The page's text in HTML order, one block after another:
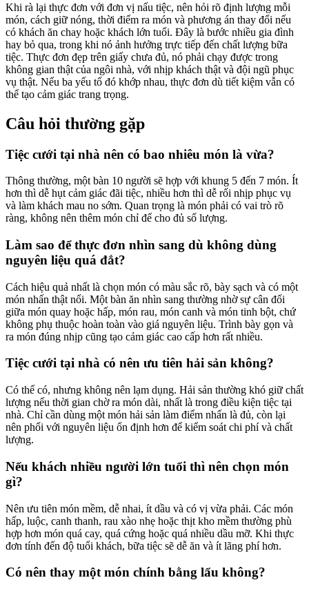
Khi rà lại thực đơn với đơn vị nấu tiệc, nên hỏi rõ định lượng mỗi
món, cách giữ nóng, thời điểm ra món và phương án thay đổi nếu
có khách ăn chay hoặc khách lớn tuổi. Đây là bước nhiều gia đình
hay bỏ qua, trong khi nó ảnh hưởng trực tiếp đến chất lượng bữa
tiệc. Thực đơn đẹp trên giấy chưa đủ, nó phải chạy được trong
không gian thật của ngôi nhà, với nhịp khách thật và đội ngũ phục
vụ thật. Nếu ba yếu tố đó khớp nhau, thực đơn dù tiết kiệm vẫn có
thể tạo cảm giác trang trọng.
Câu hỏi thường gặp
Tiệc cưới tại nhà nên có bao nhiêu món là vừa?
Thông thường, một bàn 10 người sẽ hợp với khung 5 đến 7 món. Ít
hơn thì dễ hụt cảm giác đãi tiệc, nhiều hơn thì dễ rối nhịp phục vụ
và làm khách mau no sớm. Quan trọng là món phải có vai trò rõ
ràng, không nên thêm món chỉ để cho đủ số lượng.
Làm sao để thực đơn nhìn sang dù không dùng
nguyên liệu quá đắt?
Cách hiệu quả nhất là chọn món có màu sắc rõ, bày sạch và có một
món nhấn thật nổi. Một bàn ăn nhìn sang thường nhờ sự cân đối
giữa món quay hoặc hấp, món rau, món canh và món tinh bột, chứ
không phụ thuộc hoàn toàn vào giá nguyên liệu. Trình bày gọn và
ra món đúng nhịp cũng tạo cảm giác cao cấp hơn rất nhiều.
Tiệc cưới tại nhà có nên ưu tiên hải sản không?
Có thể có, nhưng không nên lạm dụng. Hải sản thường khó giữ chất
lượng nếu thời gian chờ ra món dài, nhất là trong điều kiện tiệc tại
nhà. Chỉ cần dùng một món hải sản làm điểm nhấn là đủ, còn lại
nên phối với nguyên liệu ổn định hơn để kiểm soát chi phí và chất
lượng.
Nếu khách nhiều người lớn tuổi thì nên chọn món
gì?
Nên ưu tiên món mềm, dễ nhai, ít dầu và có vị vừa phải. Các món
hấp, luộc, canh thanh, rau xào nhẹ hoặc thịt kho mềm thường phù
hợp hơn món quá cay, quá cứng hoặc quá nhiều dầu mỡ. Khi thực
đơn tính đến độ tuổi khách, bữa tiệc sẽ dễ ăn và ít lãng phí hơn.
Có nên thay một món chính bằng lẩu không?